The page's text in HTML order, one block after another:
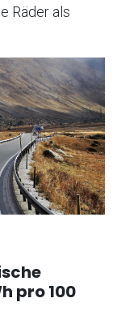
Räder als
pro 100